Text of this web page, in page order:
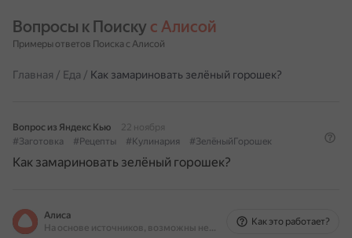
Вопросы к Поиску с Алисой
Примеры ответов Поиска с Алисой
Главная / Еда / Как замариновать зелёный горошек?
Вопрос из Яндекс Кью
22 ноября
#Заготовка
#Рецепты #Кулинария #ЗелёныйГорошек
Как замариновать зелёный горошек?
Алиса
На основе источников, возможны неточности
Как это работает?